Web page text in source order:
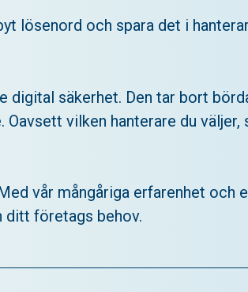
lösenord och spara det i
säkerhet. Den tar bort
vilken hanterare du
vår mångåriga erfarenhet och
ditt företags behov.